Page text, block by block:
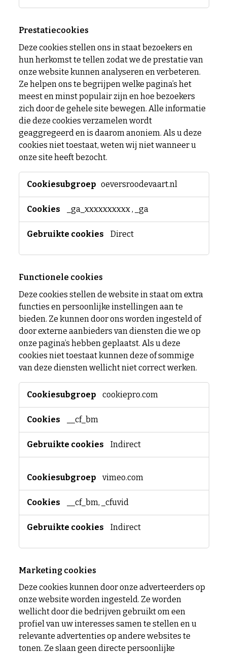
Prestatiecookies
Deze cookies stellen ons in staat bezoekers en
hun herkomst te tellen zodat we de prestatie van
onze website kunnen analyseren en verbeteren.
Ze helpen ons te begrijpen welke pagina’s het
meest en minst populair zijn en hoe bezoekers
zich door de gehele site bewegen. Alle informatie
die deze cookies verzamelen wordt
geaggregeerd en is daarom anoniem. Als u deze
cookies niet toestaat, weten wij niet wanneer u
onze site heeft bezocht.
oeversroodevaart.nl
_ga_xxxxxxxxxx, _ga
Direct
Functionele cookies
Deze cookies stellen de website in staat om extra
functies en persoonlijke instellingen aan te
bieden. Ze kunnen door ons worden ingesteld of
door externe aanbieders van diensten die we op
onze pagina’s hebben geplaatst. Als u deze
cookies niet toestaat kunnen deze of sommige
van deze diensten wellicht niet correct werken.
cookies
cookiepro.com
__cf_bm
Indirect
vimeo.com
__cf_bm, _cfuvid
Indirect
Marketing cookies
Deze cookies kunnen door onze adverteerders op
onze website worden ingesteld. Ze worden
wellicht door die bedrijven gebruikt om een
profiel van uw interesses samen te stellen en u
relevante advertenties op andere websites te
tonen. Ze slaan geen directe persoonlijke